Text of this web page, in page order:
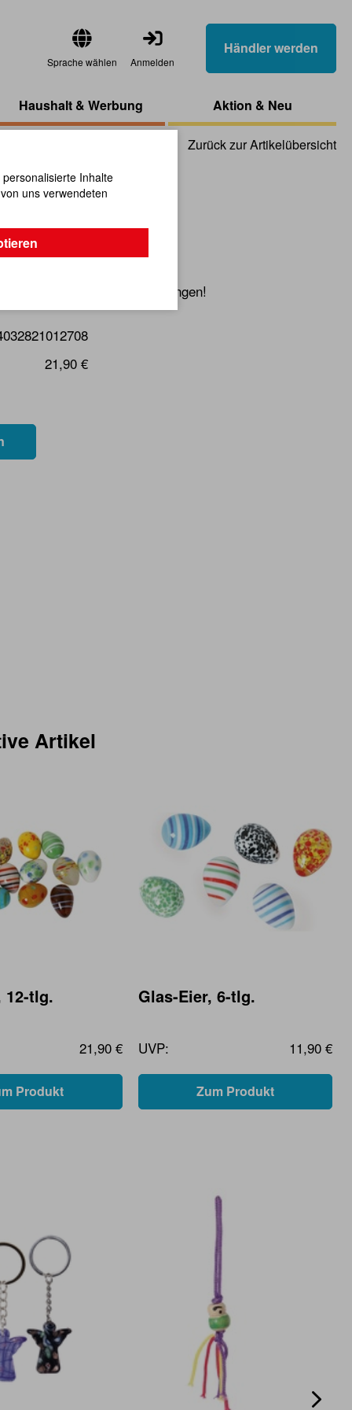
Sprache wählen Anmelden
Händler werden
Haushalt & Werbung Aktion & Neu
Zurück zur Artikelübersicht
15-tlg.
Lichtbrechung und Spiegelungen!
21,90 €
Artikel
12-tlg.
21,90 €
Produkt
Glas-Eier, 6-tlg.
UVP: 11,90 €
Zum Produkt
Inhalte
uns verwendeten